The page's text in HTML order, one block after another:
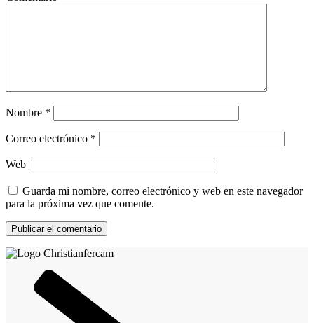
Nombre *
Correo electrónico *
Web
Guarda mi nombre, correo electrónico y web en este navegador
para la próxima vez que comente.